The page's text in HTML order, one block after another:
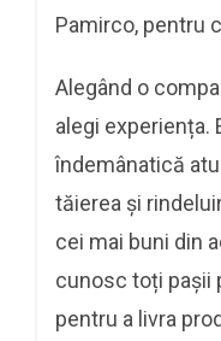
Pamirco, pentru
Alegând o
alegi experiența.
îndemânatică
tăierea și
cei mai buni din
cunosc toți pașii
pentru a livra